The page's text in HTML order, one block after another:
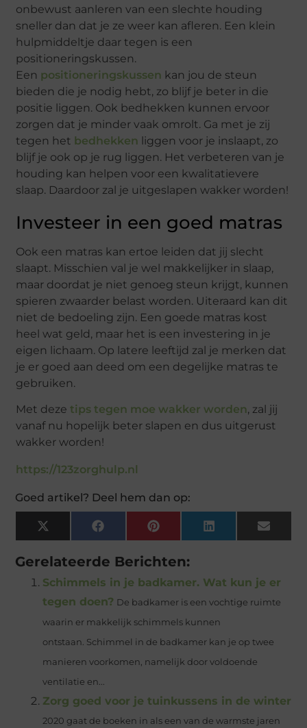
onbewust aanleren van een slechte houding
sneller dan dat je ze weer kan afleren. Een klein
hulpmiddeltje daar tegen is een
positioneringskussen.
Een positioneringskussen kan jou de steun
bieden die je nodig hebt, zo blijf je beter in die
positie liggen. Ook bedhekken kunnen ervoor
zorgen dat je minder vaak omrolt. Ga met je zij
tegen het bedhekken liggen voor je inslaapt, zo
blijf je ook op je rug liggen. Het verbeteren van je
houding kan helpen voor een kwalitatievere
slaap. Daardoor zal je uitgeslapen wakker worden!
Investeer in een goed matras
Ook een matras kan ertoe leiden dat jij slecht
slaapt. Misschien val je wel makkelijker in slaap,
maar doordat je niet genoeg steun krijgt, kunnen
spieren zwaarder belast worden. Uiteraard kan dit
niet de bedoeling zijn. Een goede matras kost
heel wat geld, maar het is een investering in je
eigen lichaam. Op latere leeftijd zal je merken dat
je er goed aan deed om een degelijke matras te
gebruiken.
Met dezetips tegen moe wakker worden, zal jij
vanaf nu hopelijk beter slapen en dus uitgerust
wakker worden!
https://123zorghulp.nl
Goed artikel? Deel hem dan op:
X
(Twitter)
FacebookPinterestLinkedIn Email
Gerelateerde Berichten:
Schimmels in je badkamer. Wat kun je er
tegen doen? De badkamer is een vochtige ruimte
waarin er makkelijk schimmels kunnen
ontstaan. Schimmel in de badkamer kan je op twee
manieren voorkomen, namelijk door voldoende
ventilatie en...
Zorg goed voor je tuinkussens in de winter
2020 gaat de boeken in als een van de warmste jaren